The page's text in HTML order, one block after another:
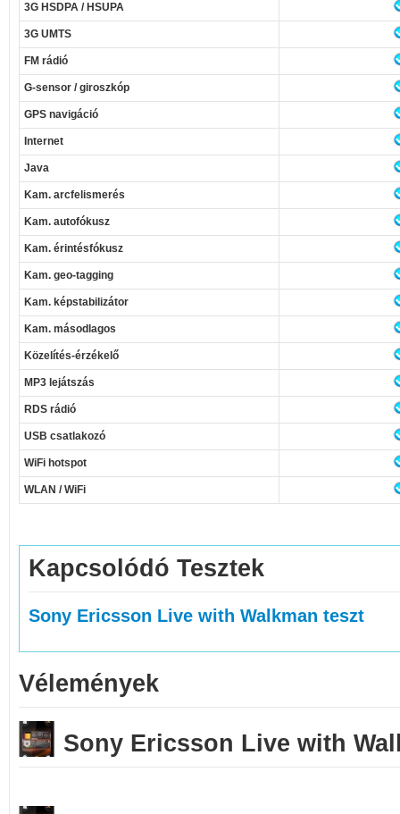
3G HSDPA / HSUPA
3G UMTS
FM rádió
G-sensor / giroszkóp
GPS navigáció
Internet
Java
Kam. arcfelismerés
Kam. autofókusz
Kam. érintésfókusz
Kam. geo-tagging
Kam. képstabilizátor
Kam. másodlagos
Közelítés-érzékelő
MP3 lejátszás
RDS rádió
USB csatlakozó
WiFi hotspot
WLAN / WiFi
Kapcsolódó Tesztek
Sony Ericsson Live with Walkman teszt
Vélemények
Sony Ericsson Live with